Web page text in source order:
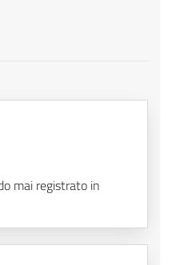
mai registrato in